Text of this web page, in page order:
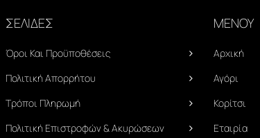
ΣΕΛΙΔΕΣ
Όροι Και Προϋποθέσεις
Πολιτική Απορρήτου
Τρόποι Πληρωμή
Πολιτική Επιστροφών & Ακυρώσεων
ΜΕΝΟΥ
Αρχική
Αγόρι
Κορίτσι
Εταιρία